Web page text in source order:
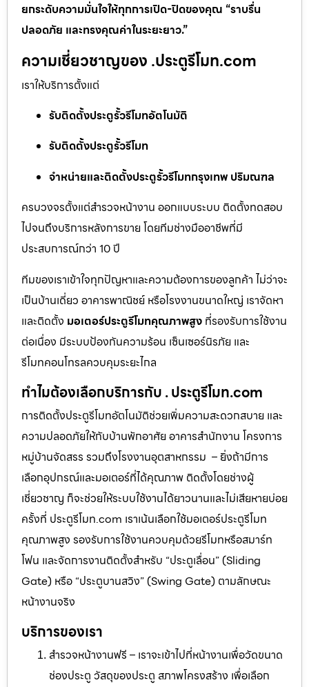
ยกระดับความมั่นใจให้ทุกการเปิด-ปิดของคุณ “ราบรื่น
ปลอดภัย และทรงคุณค่าในระยะยาว.”
ความเชี่ยวชาญของ .ประตูรีโมท.com
เราให้บริการตั้งแต่
รับติดตั้งประตูรั้วรีโมทอัตโนมัติ
รับติดตั้งประตูรั้วรีโมท
จำหน่ายและติดตั้งประตูรั้วรีโมทกรุงเทพ ปริมณฑล
ครบวงจรตั้งแต่สำรวจหน้างาน ออกแบบระบบ ติดตั้งทดสอบ
ไปจนถึงบริการหลังการขาย โดยทีมช่างมืออาชีพที่มี
ประสบการณ์กว่า 10 ปี
ทีมของเราเข้าใจทุกปัญหาและความต้องการของลูกค้า ไม่ว่าจะ
เป็นบ้านเดี่ยว อาคารพาณิชย์ หรือโรงงานขนาดใหญ่ เราจัดหา
และติดตั้ง มอเตอร์ประตูรีโมทคุณภาพสูง ที่รองรับการใช้งาน
ต่อเนื่อง มีระบบป้องกันความร้อน เซ็นเซอร์นิรภัย และ
รีโมทคอนโทรลควบคุมระยะไกล
ทำไมต้องเลือกบริการกับ . ประตูรีโมท.com
การติดตั้งประตูรีโมทอัตโนมัติช่วยเพิ่มความสะดวกสบาย และ
ความปลอดภัยให้กับบ้านพักอาศัย อาคารสำนักงาน โครงการ
หมู่บ้านจัดสรร รวมถึงโรงงานอุตสาหกรรม – ยิ่งถ้ามีการ
เลือกอุปกรณ์และมอเตอร์ที่ได้คุณภาพ ติดตั้งโดยช่างผู้
เชี่ยวชาญ ก็จะช่วยให้ระบบใช้งานได้ยาวนานและไม่เสียหายบ่อย
ครั้งที่ ประตูรีโมท.com เราเน้นเลือกใช้มอเตอร์ประตูรีโมท
คุณภาพสูง รองรับการใช้งานควบคุมด้วยรีโมทหรือสมาร์ท
โฟน และจัดการงานติดตั้งสำหรับ “ประตูเลื่อน” (Sliding
Gate) หรือ “ประตูบานสวิง” (Swing Gate) ตามลักษณะ
หน้างานจริง
บริการของเรา
สำรวจหน้างานฟรี – เราจะเข้าไปที่หน้างานเพื่อวัดขนาด
ช่องประตู วัสดุของประตู สภาพโครงสร้าง เพื่อเลือก